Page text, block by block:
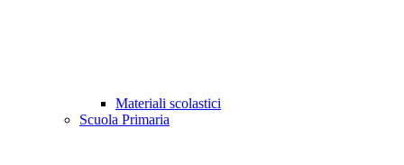
Materiali scolastici
Scuola Primaria